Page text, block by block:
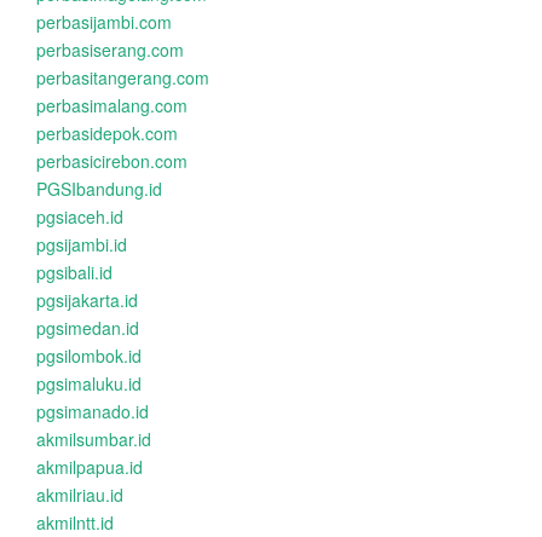
perbasijambi.com
perbasiserang.com
perbasitangerang.com
perbasimalang.com
perbasidepok.com
perbasicirebon.com
PGSIbandung.id
pgsiaceh.id
pgsijambi.id
pgsibali.id
pgsijakarta.id
pgsimedan.id
pgsilombok.id
pgsimaluku.id
pgsimanado.id
akmilsumbar.id
akmilpapua.id
akmilriau.id
akmilntt.id